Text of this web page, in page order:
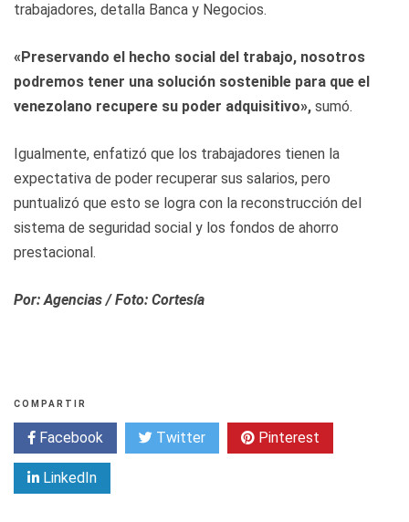
trabajadores, detalla Banca y Negocios.
«Preservando el hecho social del trabajo, nosotros
podremos tener una solución sostenible para que el
venezolano recupere su poder adquisitivo», sumó.
Igualmente, enfatizó que los trabajadores tienen la
expectativa de poder recuperar sus salarios, pero
puntualizó que esto se logra con la reconstrucción del
sistema de seguridad social y los fondos de ahorro
prestacional.
Por: Agencias / Foto: Cortesía
COMPARTIR
Facebook Twitter Pinterest
LinkedIn